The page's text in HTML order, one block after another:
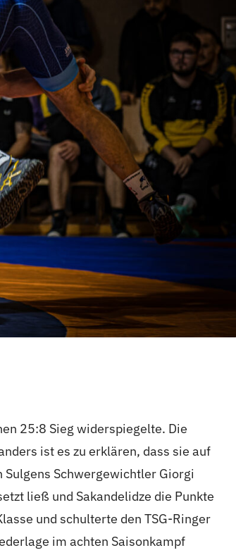
25:8 Sieg widerspiegelte. Die
ist es zu erklären, dass sie auf
Schwergewichtler Giorgi
ließ und Sakandelidze die Punkte
und schulterte den TSG-Ringer
im achten Saisonkampf